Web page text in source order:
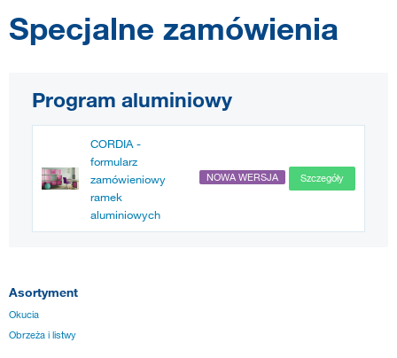
Specjalne zamówienia
Program aluminiowy
CORDIA -
formularz
zamówieniowy
ramek
aluminiowych
NOWA WERSJA Szczegóły
Asortyment
Okucia
Obrzeża i listwy